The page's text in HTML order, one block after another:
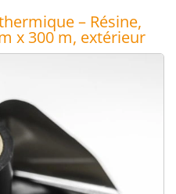
– Résine,
x 300 m, extérieur